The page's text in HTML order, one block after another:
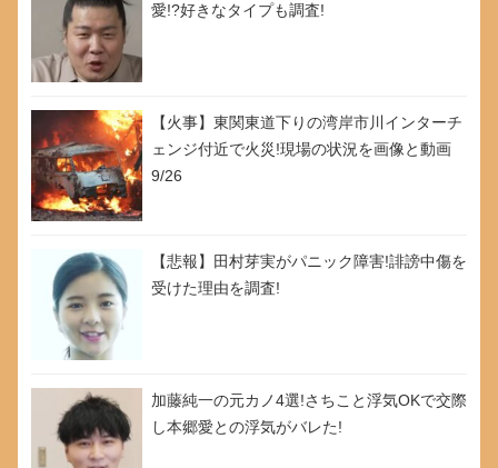
愛!?好きなタイプも調査!
【火事】東関東道下りの湾岸市川インターチ
ェンジ付近で火災!現場の状況を画像と動画
9/26
【悲報】田村芽実がパニック障害!誹謗中傷を
受けた理由を調査!
加藤純一の元カノ4選!さちこと浮気OKで交際
し本郷愛との浮気がバレた!